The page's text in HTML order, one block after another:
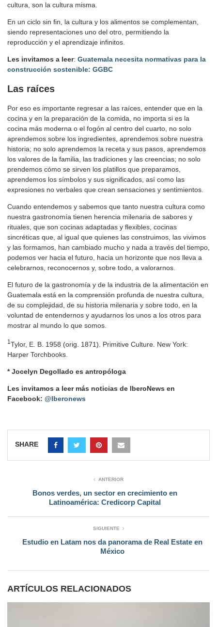
cultura, son la cultura misma.
En un ciclo sin fin, la cultura y los alimentos se complementan,
siendo representaciones uno del otro, permitiendo la
reproducción y el aprendizaje infinitos.
Les invitamos a leer: Guatemala necesita normativas para la
construcción sostenible: GGBC
Las raíces
Por eso es importante regresar a las raíces, entender que en la
cocina y en la preparación de la comida, no importa si es la
cocina más moderna o el fogón al centro del cuarto, no solo
aprendemos sobre los ingredientes, aprendemos sobre nuestra
historia; no solo aprendemos la receta y sus pasos, aprendemos
los valores de la familia, las tradiciones y las creencias; no solo
prendemos cómo se sirven los platillos que preparamos,
aprendemos los símbolos y sus significados, así como las
expresiones no verbales que crean sensaciones y sentimientos.
Cuando entendemos y sabemos que tanto nuestra cultura como
nuestra gastronomía tienen herencia milenaria de sabores y
rituales, que son cocinas adaptadas y flexibles, cocinas
sincréticas que, al igual que quienes las construimos, las vivimos
y las formamos, han cambiado mucho y nada a través del tiempo,
podemos ver hacia el futuro, hacia un horizonte que nos lleva a
celebrarnos, reconocernos y, sobre todo, a valorarnos.
El futuro de la gastronomía y de la industria de la alimentación en
Guatemala está en la comprensión profunda de nuestra cultura,
de su complejidad, de su historia milenaria y sobre todo, en la
voluntad de entendernos y ayudarnos los unos a los otros para
mostrar al mundo lo que somos.
1 Tylor, E. B. 1958 (orig. 1871). Primitive Culture. New York:
Harper Torchbooks.
* Jocelyn Degollado es antropóloga
Les invitamos a leer más noticias de IberoNews en
Facebook: @Iberonews
SHARE
ANTERIOR
Bonos verdes, un sector en crecimiento en
Latinoamérica: Credicorp Capital
SIGUIENTE
Estudio en Latam nos da panorama de Real Estate en
México
ARTÍCULOS RELACIONADOS